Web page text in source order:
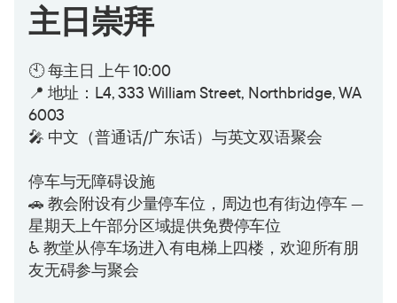
主日崇拜
🕙每主日 上午 10:00
📍 地址：L4, 333 William Street, Northbridge, WA
6003
🎤 中文（普通话/广东话） 与英文双语聚会
停车与无障碍设施
🚗 教会附设有少量停车位，周边也有街边停车 —
星期天上午部分区域提供免费停车位
♿ 教堂从停车场进入有电梯上四楼，欢迎所有朋
友无碍参与聚会